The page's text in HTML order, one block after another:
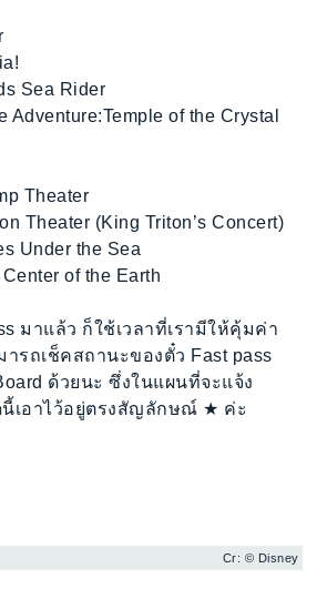
Sea Rider
Adventure:Temple of the Crystal
Theater
Theater (King Triton’s Concert)
Under the Sea
of the Earth
มาแล้ว ก็ใช้เวลาที่เรามีให้คุ้มค่า
ารถเช็คสถานะของตั๋ว Fast pass
ด้วยนะ ซึ่งในแผนที่จะแจ้ง
เอาไว้อยู่ตรงสัญลักษณ์ ★ ค่ะ
Cr: © Disney